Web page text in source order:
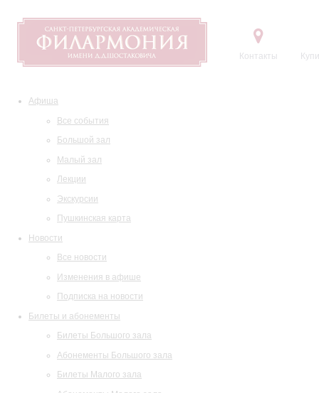
Контакты
Афиша
Все события
Большой зал
Малый зал
Лекции
Экскурсии
Пушкинская карта
Новости
Все новости
Изменения в афише
Подписка на новости
Билеты и абонементы
Билеты Большого зала
Абонементы Большого зала
Билеты Малого зала